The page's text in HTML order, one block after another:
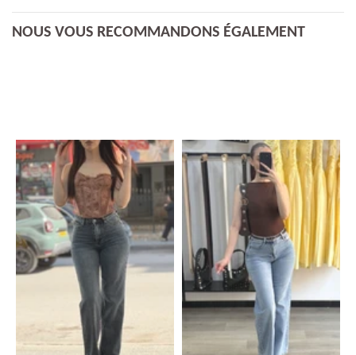
NOUS VOUS RECOMMANDONS ÉGALEMENT